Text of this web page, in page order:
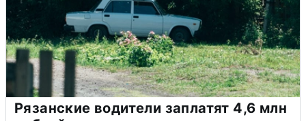
Рязанские водители заплатят 4,6 млн